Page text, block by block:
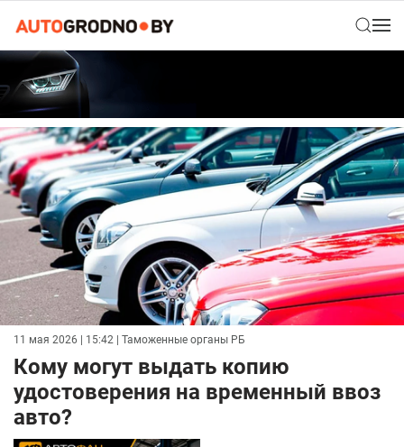
11 мая 2026 | 15:42 | Таможенные органы РБ
Кому могут выдать копию
удостоверения на временный ввоз
авто?